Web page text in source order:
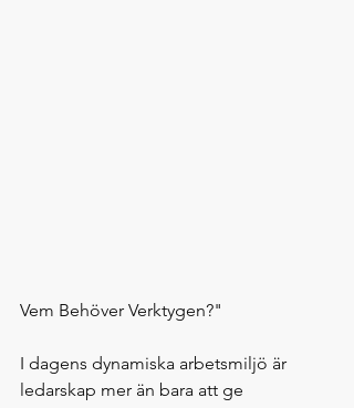
Vem Behöver Verktygen?"
I dagens dynamiska arbetsmiljö är
ledarskap mer än bara att ge